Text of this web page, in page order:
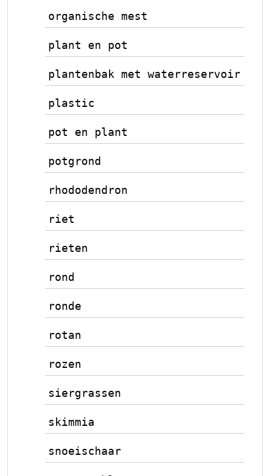
organische mest
plant en pot
plantenbak met waterreservoir
plastic
pot en plant
potgrond
rhododendron
riet
rieten
rond
ronde
rotan
rozen
siergrassen
skimmia
snoeischaar